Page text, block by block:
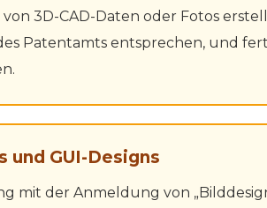
3D-CAD-Daten oder Fotos
Patentamts entsprechen, und
und GUI-Designs
der Anmeldung von